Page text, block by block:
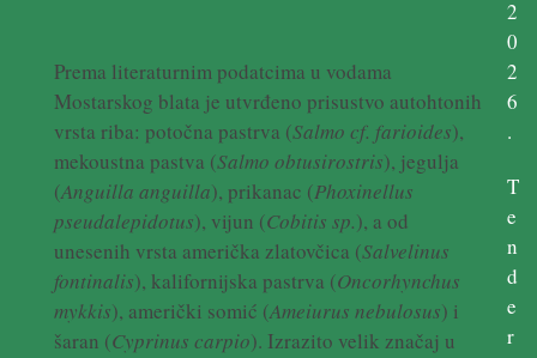
Prema literaturnim podatcima u vodama
Mostarskog blata je utvrđeno prisustvo autohtonih
vrsta riba: potočna pastrva (Salmo cf. farioides),
mekoustna pastva (Salmo obtusirostris), jegulja
(Anguilla anguilla), prikanac (Phoxinellus
pseudalepidotus), vijun (Cobitis sp.), a od
unesenih vrsta američka zlatovčica (Salvelinus
fontinalis), kalifornijska pastrva (Oncorhynchus
mykkis), američki somić (Ameiurus nebulosus) i
šaran (Cyprinus carpio). Izrazito velik značaj u
2
0
2
6
.
T
e
n
d
e
r